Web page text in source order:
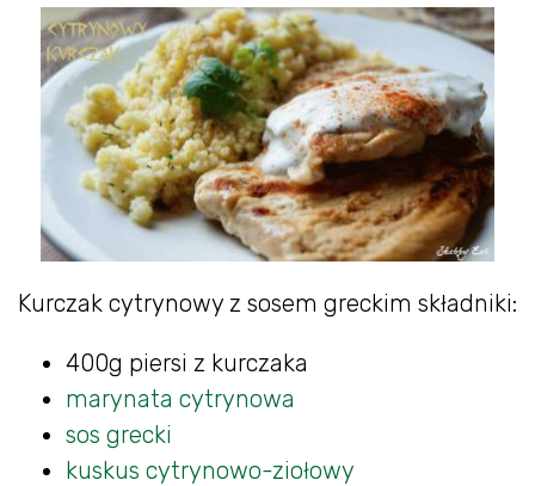
Kurczak cytrynowy z sosem greckim składniki:
400g piersi z kurczaka
marynata cytrynowa
sos grecki
kuskus cytrynowo-ziołowy